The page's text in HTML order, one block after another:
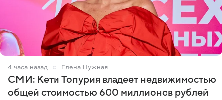
4 часа назад Елена Нужная
СМИ: Кети Топурия владеет недвижимостью
общей стоимостью 600 миллионов рублей